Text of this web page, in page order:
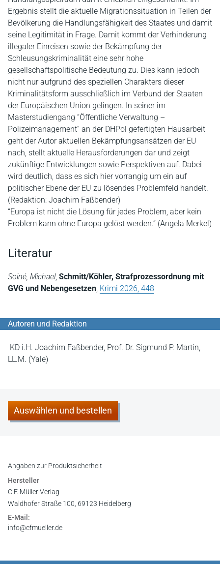
Ergebnis stellt die aktuelle Migrationssituation in Teilen der
Bevölkerung die Handlungsfähigkeit des Staates und damit
seine Legitimität in Frage. Damit kommt der Verhinderung
illegaler Einreisen sowie der Bekämpfung der
Schleusungskriminalität eine sehr hohe
gesellschaftspolitische Bedeutung zu. Dies kann jedoch
nicht nur aufgrund des speziellen Charakters dieser
Kriminalitätsform ausschließlich im Verbund der Staaten
der Europäischen Union gelingen. In seiner im
Masterstudiengang “Öffentliche Verwaltung –
Polizeimanagement“ an der DHPol gefertigten Hausarbeit
geht der Autor aktuellen Bekämpfungsansätzen der EU
nach, stellt aktuelle Herausforderungen dar und zeigt
zukünftige Entwicklungen sowie Perspektiven auf. Dabei
wird deutlich, dass es sich hier vorrangig um ein auf
politischer Ebene der EU zu lösendes Problemfeld handelt.
(Redaktion: Joachim Faßbender)
“Europa ist nicht die Lösung für jedes Problem, aber kein
Problem kann ohne Europa gelöst werden.“ (Angela Merkel)
Literatur
Soiné, Michael, Schmitt/Köhler, Strafprozessordnung mit
GVG und Nebengesetzen Krimi 2026, 448
Autoren und Redaktion
KD i.H. Joachim Faßbender, Prof. Dr. Sigmund P. Martin,
LL.M. (Yale)
Auswählen und bestellen
Angaben zur Produktsicherheit
Hersteller
C.F. Müller Verlag
Waldhofer Straße 100, 69123 Heidelberg
E-Mail:
info@cfmueller.de